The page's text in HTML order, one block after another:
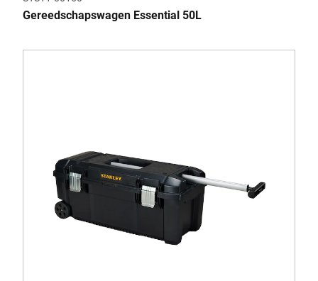
Gereedschapswagen Essential 50L